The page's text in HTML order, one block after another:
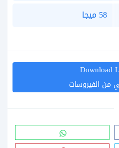
58 ميجا